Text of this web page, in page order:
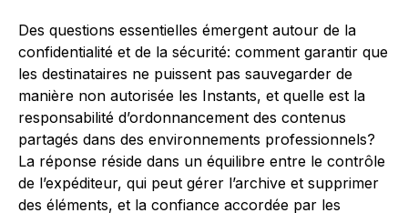
Des questions essentielles émergent autour de la
confidentialité et de la sécurité: comment garantir que
les destinataires ne puissent pas sauvegarder de
manière non autorisée les Instants, et quelle est la
responsabilité d’ordonnancement des contenus
partagés dans des environnements professionnels?
La réponse réside dans un équilibre entre le contrôle
de l’expéditeur, qui peut gérer l’archive et supprimer
des éléments, et la confiance accordée par les